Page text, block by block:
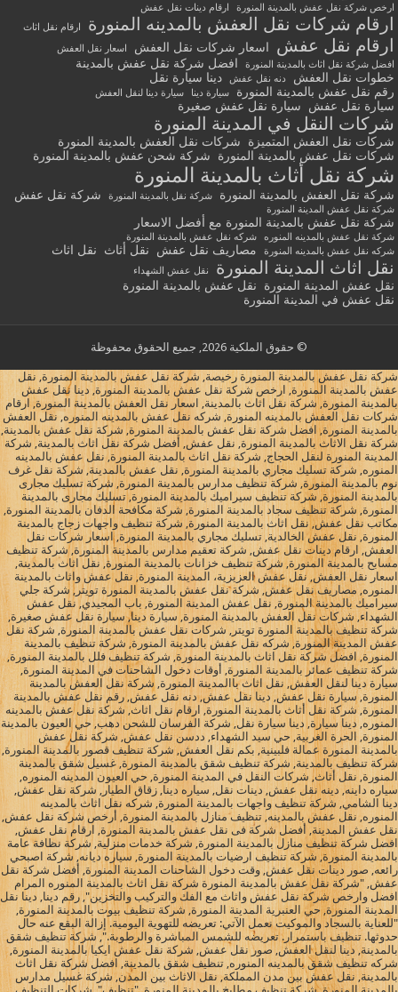
ارخص شركة نقل عفش بالمدينة المنورة ارقام دينات نقل عفش
ارقام شركات نقل العفش بالمدينه المنورة ارقام نقل اثاث
ارقام نقل عفش اسعار شركات نقل العفش
اسعار نقل العفش
افضل شركة نقل اثاث بالمدينة المنورة
افضل شركة نقل عفش بالمدينة
خطوات نقل العفش
دنه نقل عفش
دينا سيارة نقل
رقم نقل عفش بالمدينة المنورة
سيارة دينا سيارة دينا لنقل العفش
سيارة نقل عفش سيارة نقل عفش صغيرة
شركات النقل في المدينة المنورة
شركات نقل العفش المتميزة
شركات نقل العفش بالمدينة المنورة
شركات نقل عفش بالمدينة المنورة
شركة شحن عفش بالمدينة المنورة
شركة نقل أثاث بالمدينة المنورة
شركة نقل العفش بالمدينة المنورة شركة نقل بالمدينة المنورة شركة نقل عفش
شركة نقل عفش المدينة المنورة
شركة نقل عفش بالمدينة المنورة مع أفضل الاسعار
شركة نقل عفش بالمدينه المنوره
شركه نقل عفش بالمدينة المنورة
شركه نقل عفش بالمدينه المنورة
مصاريف نقل عفش نقل أثاث نقل اثاث
نقل اثاث المدينة المنورة نقل عفش الشهداء
نقل عفش المدينة المنورة
نقل عفش بالمدينة المنورة
نقل عفش في المدينة المنورة
© حقوق الملكية 2026, جميع الحقوق محفوظة
شركة نقل عفش بالمدينة المنورة رخيصة, شركة نقل عفش بالمدينة المنورة, نقل
عفش بالمدينة المنورة, ارخص شركة نقل عفش بالمدينة المنورة, دينا نقل عفش
بالمدينة المنورة, شركة نقل اثاث بالمدينة, اسعار نقل العفش بالمدينة المنورة, ارقام
شركات نقل العفش بالمدينه المنورة, شركه نقل عفش بالمدينه المنوره, نقل العفش
بالمدينة المنورة, افضل شركة نقل عفش بالمدينة المنورة, شركة نقل عفش بالمدينة,
شركة نقل الاثاث بالمدينة المنورة, نقل عفش, أفضل شركة نقل اثاث بالمدينة, شركة
المدينة المنورة لنقل الحجاج, شركة نقل اثاث بالمدينة المنورة, نقل عفش بالمدينه
المنوره, شركة تسليك مجاري بالمدينة المنورة, نقل عفش بالمدينة, شركة نقل غرف
نوم بالمدينة المنورة, شركة تنظيف مدارس بالمدينة المنورة, شركة تسليك مجارى
بالمدينة المنورة, شركة تنظيف سيراميك بالمدينة المنورة, تسليك مجارى بالمدينة
المنورة, شركة تنظيف سجاد بالمدينة المنورة, شركة مكافحة الدفان بالمدينة المنورة,
مكاتب نقل عفش, نقل اثاث بالمدينة المنورة, شركة تنظيف واجهات زجاج بالمدينة
المنورة, نقل عفش الخالدية, تسليك مجاري بالمدينة المنورة, اسعار شركات نقل
العفش, ارقام دينات نقل عفش, شركة تعقيم مدارس بالمدينة المنورة, شركة تنظيف
مسابح بالمدينة المنورة, شركة تنظيف خزانات بالمدينة المنورة, نقل اثاث بالمدينة,
اسعار نقل العفش, نقل عفش العزيزية، المدينة المنورة, نقل عفش واثاث بالمدينة
المنوره, مصاريف نقل عفش, شركة نقل عفش بالمدينة المنورة تويتر, شركة جلي
سيراميك بالمدينة المنورة, نقل عفش المدينة المنورة, باب المجيدي, نقل عفش
الشهداء, شركات نقل العفش بالمدينة المنورة, سيارة دينا, سيارة نقل عفش صغيرة,
شركة تنظيف بالمدينة المنورة تويتر, شركات نقل عفش بالمدينة المنورة, شركة نقل
عفش المدينة المنورة, شركه نقل عفش بالمدينة المنورة, شركة تنظيف بالمدينة
المنورة, افضل شركة نقل اثاث بالمدينة المنورة, شركة تنظيف فلل بالمدينة المنورة,
شركة تنظيف عمائر بالمدينة المنورة, أوقات دخول الشاحنات في المدينة المنورة,
سيارة دينا لنقل العفش, نقل اثاث باالمدينة المنورة, شركة نقل العفش بالمدينة
المنورة, سيارة نقل عفش, دينا نقل عفش, دنه نقل عفش, رقم نقل عفش بالمدينة
المنورة, شركة نقل أثاث بالمدينة المنورة, ارقام نقل اثاث, شركة نقل عفش بالمدينه
المنوره, دينا سيارة, دينا سيارة نقل, شركة الفرسان للشحن دهب, حي العيون بالمدينة
المنورة, الحرة الغربية, حي سيد الشهداء, ددسن نقل عفش, شركة نقل عفش
بالمدينة المنورة عمالة فلبينية, بكم نقل العفش, شركة تنظيف قصور بالمدينة المنورة,
شركة تنظيف بالمدينة, شركة تنظيف شقق بالمدينة المنورة, غسيل شقق بالمدينة
المنورة, نقل أثاث, شركات النقل في المدينة المنورة, حي العيون المدينه المنوره,
سياره داينه, دينه نقل عفش, دينات نقل, سياره دينا, زقاق الطيار, شركة نقل عفش,
دينا الشامي, شركة تنظيف واجهات بالمدينة المنورة, شركه نقل اثاث بالمدينه
المنوره, نقل عفش بالمدينه, تنظيف منازل بالمدينة المنورة, أرخص شركة نقل عفش,
نقل عفش المدينة, أفضل شركة فى نقل عفش بالمدينة المنورة, ارقام نقل عفش,
افضل شركة تنظيف منازل بالمدينة المنورة, شركة خدمات منزلية, شركة نظافة عامة
بالمدينة المنورة, شركة تنظيف ارضيات بالمدينة المنورة, سياره ديانه, شركة اصبحي
رائعه, صور دينات نقل عفش, وقت دخول الشاحنات المدينة المنورة, أفضل شركة نقل
عفش, "شركة نقل عفش بالمدينة المنورة شركة نقل اثاث بالمدينة المنوره المرام
افضل وارخص شركة نقل عفش واثاث مع الفك والتركيب والتخزين", رقم دينا, دينا نقل
المدينة المنورة, حي العنبرية المدينة المنورة, شركة تنظيف بيوت بالمدينة المنورة,
"للعناية بالسجاد والموكيت نعمل الآتي: تعريضه للتهوية اليومية. إزالة البقع عنه حال
حدوثها. تنظيف باستمرار. تعريضه للشمس المباشرة والرطوبة.", شركة تنظيف شقق
بالمدينة, دينا لنقل العفش, صور نقل عفش, شركة نقل عفش ايكيا بالمدينة المنورة,
شركه تنظيف شقق بالمدينه المنوره, تنظيف شقق بالمدينة, افضل شركة نقل اثاث
بالمدينة, نقل عفش بين مدن المملكة, نقل الاثاث بين المدن, شركة غسيل مدارس